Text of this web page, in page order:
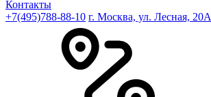
Контакты
+7(495)788-88-10 г. Москва, ул. Лесная, 20A